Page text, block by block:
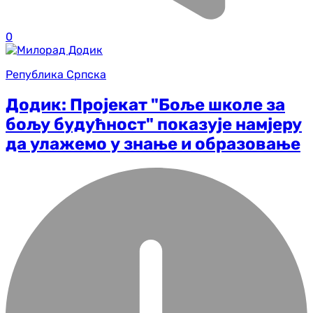
0
Република Српска
Додик: Пројекат "Боље школе за
бољу будућност" показује намјеру
да улажемо у знање и образовање